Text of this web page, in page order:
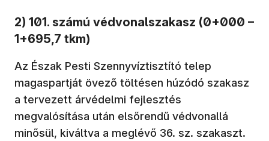
2) 101. számú védvonalszakasz (0+000 –
1+695,7 tkm)
Az Észak Pesti Szennyvíztisztító telep
magaspartját övező töltésen húzódó szakasz
a tervezett árvédelmi fejlesztés
megvalósítása után elsőrendű védvonallá
minősül, kiváltva a meglévő 36. sz. szakaszt.